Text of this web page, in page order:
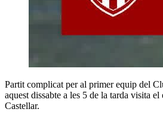
Partit complicat per al primer equip del
aquest dissabte a les 5 de la tarda visita
Castellar.